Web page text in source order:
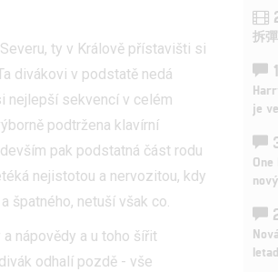
ty v Králově přístavišti si
divákovi v podstatě nedá
nejlepší sekvencí v celém
podtržena klavírní
pak podstatná část rodu
nejistotou a nervozitou, kdy
špatného, netuší však co.
nápovědy a u toho šířit
odhalí pozdě - vše
拆
1
je